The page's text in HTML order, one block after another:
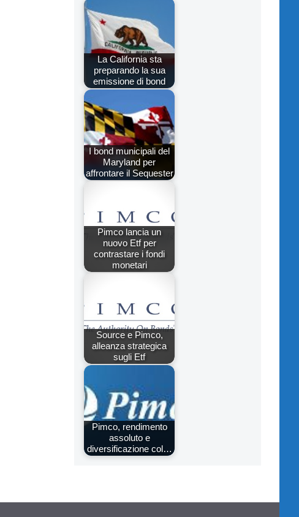
La California sta
preparando la sua
emissione di bond
I bond municipali del
Maryland per
affrontare il Sequester
Pimco lancia un
nuovo Etf per
contrastare i fondi
monetari
Source e Pimco,
alleanza strategica
sugli Etf
Pimco, rendimento
assoluto e
diversificazione col…